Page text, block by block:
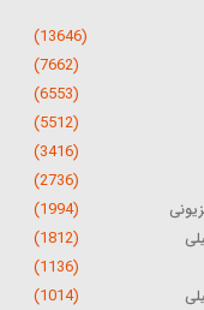
(13646)
(7662)
(6553)
(5512)
(3416)
(2736)
(1994)
(1812)
(1136)
(1014)